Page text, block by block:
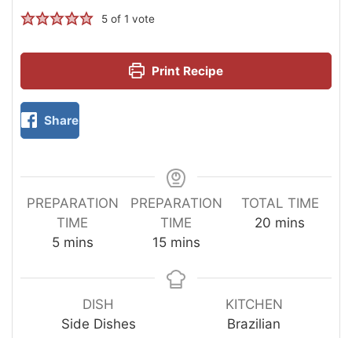
5 of 1 vote
Print Recipe
Share
PREPARATION
TIME
5 mins
PREPARATION
TIME
15 mins
TOTAL TIME
20 mins
DISH
Side Dishes
KITCHEN
Brazilian